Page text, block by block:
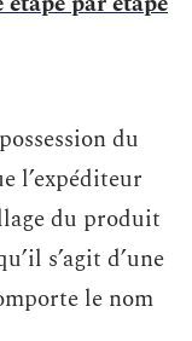
du
l’expéditeur
du produit
s’agit d’une
le nom